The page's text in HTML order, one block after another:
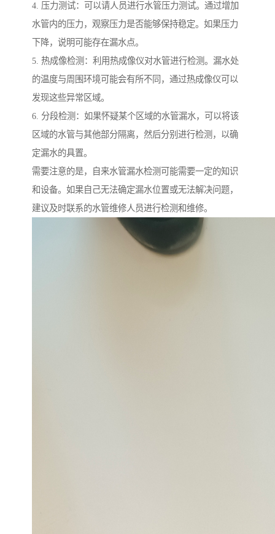
4. 压力测试：可以请人员进行水管压力测试。通过增加
水管内的压力，观察压力是否能够保持稳定。如果压力
下降，说明可能存在漏水点。
5. 热成像检测：利用热成像仪对水管进行检测。漏水处
的温度与周围环境可能会有所不同，通过热成像仪可以
发现这些异常区域。
6. 分段检测：如果怀疑某个区域的水管漏水，可以将该
区域的水管与其他部分隔离，然后分别进行检测，以确
定漏水的具置。
需要注意的是，自来水管漏水检测可能需要一定的知识
和设备。如果自己无法确定漏水位置或无法解决问题，
建议及时联系的水管维修人员进行检测和维修。